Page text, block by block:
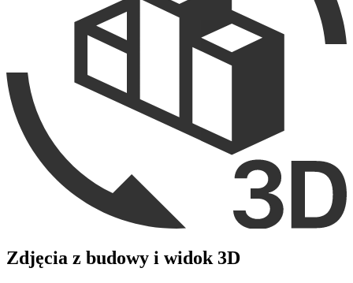
Zdjęcia z budowy i widok 3D